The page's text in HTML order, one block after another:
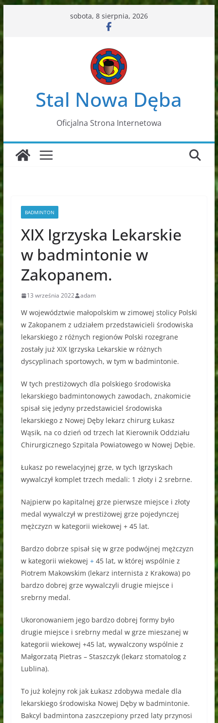
do
treści
sobota, 8 sierpnia, 2026
Stal Nowa Dęba
Oficjalna Strona Internetowa
BADMINTON
XIX Igrzyska Lekarskie
w badmintonie w
Zakopanem.
13 września 2022 adam
W województwie małopolskim w zimowej stolicy Polski
w Zakopanem z udziałem przedstawicieli środowiska
lekarskiego z różnych regionów Polski rozegrane
zostały już XIX Igrzyska Lekarskie w różnych
dyscyplinach sportowych, w tym w badmintonie.
W tych prestiżowych dla polskiego środowiska
lekarskiego badmintonowych zawodach, znakomicie
spisał się jedyny przedstawiciel środowiska
lekarskiego z Nowej Dęby lekarz chirurg Łukasz
Wąsik, na co dzień od trzech lat Kierownik Oddziału
Chirurgicznego Szpitala Powiatowego w Nowej Dębie.
Łukasz po rewelacyjnej grze, w tych Igrzyskach
wywalczył komplet trzech medali: 1 złoty i 2 srebrne.
Najpierw po kapitalnej grze pierwsze miejsce i złoty
medal wywalczył w prestiżowej grze pojedynczej
mężczyzn w kategorii wiekowej + 45 lat.
Bardzo dobrze spisał się w grze podwójnej mężczyzn
w kategorii wiekowej +45 lat, w której wspólnie z
Piotrem Makowskim (lekarz internista z Krakowa) po
bardzo dobrej grze wywalczyli drugie miejsce i
srebrny medal.
Ukoronowaniem jego bardzo dobrej formy było
drugie miejsce i srebrny medal w grze mieszanej w
kategorii wiekowej +45 lat, wywalczony wspólnie z
Małgorzatą Pietras – Staszczyk (lekarz stomatolog z
Lublina).
To już kolejny rok jak Łukasz zdobywa medale dla
lekarskiego środowiska Nowej Dęby w badmintonie.
Bakcyl badmintona zaszczepiony przed laty przynosi